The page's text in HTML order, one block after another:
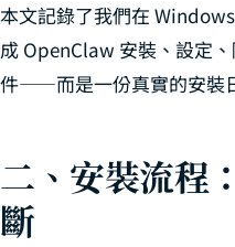
本文記錄了我們在
成 OpenClaw 安裝、設定
件——而是一份真實的安裝
二、安裝流程
斷